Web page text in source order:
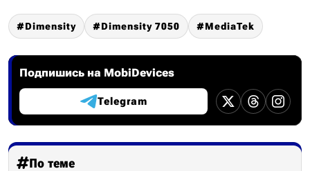
Dimensity Dimensity 7050 MediaTek
Подпишись на MobiDevices
Telegram
По теме